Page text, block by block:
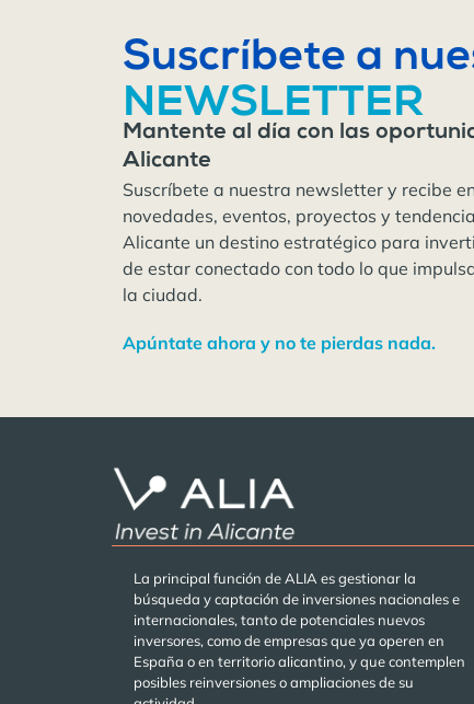
Suscríbete a
NEWSLETTER
Mantente al día con las
Alicante
Suscríbete a nuestra newsletter y recibe
novedades, eventos, proyectos y
Alicante un destino estratégico para
de estar conectado con todo lo que
la ciudad.
Apúntate ahora y no te pierdas nada.
La principal función de ALIA es gestionar la
búsqueda y captación de inversiones nacionales e
internacionales, tanto de potenciales nuevos
inversores, como de empresas que ya operen en
España o en territorio alicantino, y que contemplen
posibles reinversiones o ampliaciones de su